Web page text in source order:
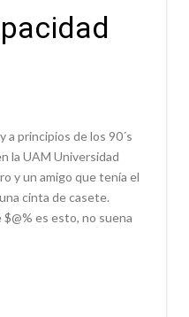
a principios de los 90´s
la UAM Universidad
y un amigo que tenía el
cinta de casete.
es esto, no suena